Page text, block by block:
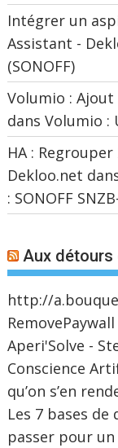
Intégrer un
Assistant -
(SONOFF)
Volumio :
dansVolumio :
HA :
Dekloo.net
: SONOFF
Aux détours
http://
Aperi'Solve -
Conscience
qu’on s’en
Les 7 bases
passer pour